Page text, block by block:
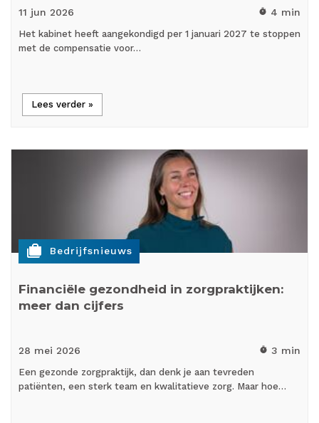
11 jun 2026 timer 4 min
Het kabinet heeft aangekondigd per 1 januari 2027 te stoppen
met de compensatie voor…
Lees verder »
cases Bedrijfsnieuws
Financiële gezondheid in zorgpraktijken:
meer dan cijfers
28 mei 2026 timer 3 min
Een gezonde zorgpraktijk, dan denk je aan tevreden
patiënten, een sterk team en kwalitatieve zorg. Maar hoe…